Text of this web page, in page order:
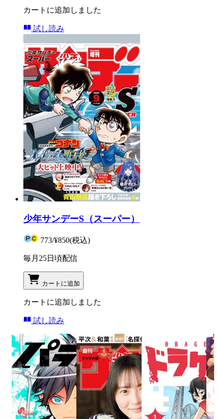
カートに追加しました
試し読み
少年サンデーS（スーパー）
773/¥850(税込)
毎月25日頃配信
カートに追加
カートに追加しました
試し読み